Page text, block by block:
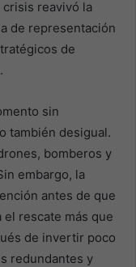
crisis reavivó la
de representación
de
sin
también desigual.
bomberos y
embargo, la
antes de que
rescate más que
de invertir poco
redundantes y